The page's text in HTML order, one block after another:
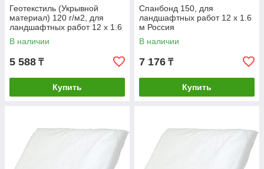
Геотекстиль (Укрывной
материал) 120 г/м2, для
ландшафтных работ 12 х 1.6
м Россия
В наличии
5 588 ₸
Купить
Спанбонд 150, для
ландшафтных работ 12 х 1.6
м Россия
В наличии
7 176 ₸
Купить